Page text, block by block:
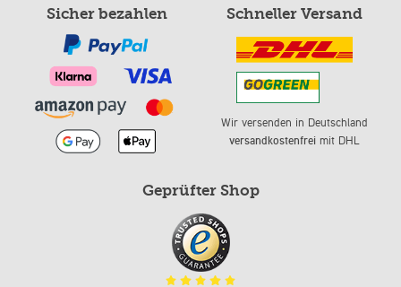
Sicher bezahlen Schneller Versand
Wir versenden in Deutschland
versandkostenfreimit DHL
Geprüfter Shop